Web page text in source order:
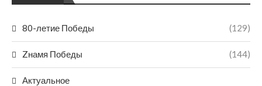
80-летие Победы (129)
Zнамя Победы (144)
Актуальное